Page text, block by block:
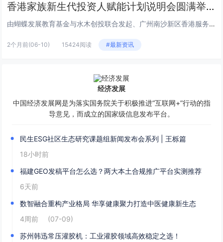
香港家族新生代投资人赋能计划说明会圆满举行
由蝴蝶发展教育基金与水木创投联合发起、广州南沙新区香港服务中心支持的“香港家族新生代投资人赋能计划”说明会，于6月2日下...
2个月前(06-10) 15424阅读 #最新资讯
经济发展
中国经济发展网是为落实国务院关于积极推进“互联网+”行动的指
导意见，而成立的国家级信息发布平台。
民生ESG社区生态研究课题组新闻发布会系列 | 王栎篇
18小时前
福建GEO发稿平台怎么选？两大本土合规推广平台实测推荐
6天前
数智融合重构产业格局 华享健康聚力打造中医健康新生态
4周前
(07-09)
苏州韩迅常压灌胶机：工业灌胶领域高效稳定之选！